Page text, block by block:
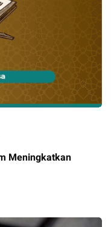
Meningkatkan